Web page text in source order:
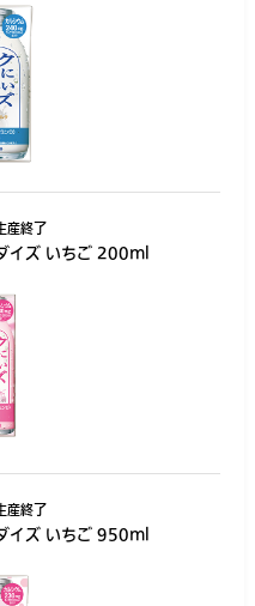
産終了
イズ いちご 200ml
産終了
イズ いちご 950ml